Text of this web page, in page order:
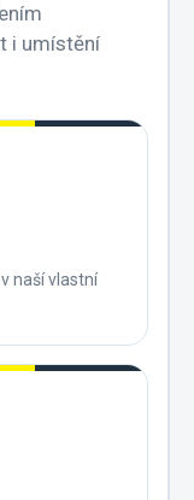
i umístění
naší vlastní